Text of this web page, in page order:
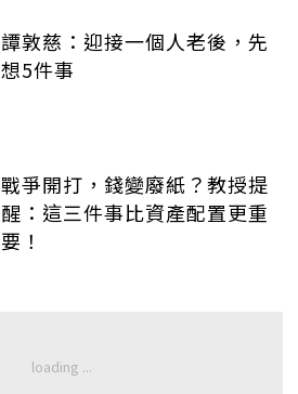
譚敦慈：迎接一個人老後，先
想5件事
戰爭開打，錢變廢紙？教授提
醒：這三件事比資產配置更重
要！